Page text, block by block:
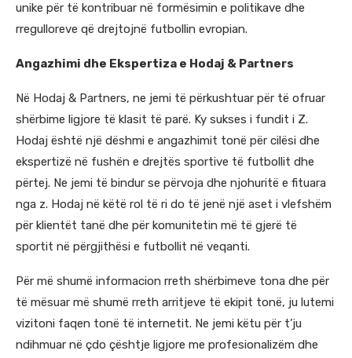
unike për të kontribuar në formësimin e politikave dhe
rregulloreve që drejtojnë futbollin evropian.
Angazhimi dhe Ekspertiza e Hodaj & Partners
Në Hodaj & Partners, ne jemi të përkushtuar për të ofruar
shërbime ligjore të klasit të parë. Ky sukses i fundit i Z.
Hodaj është një dëshmi e angazhimit tonë për cilësi dhe
ekspertizë në fushën e drejtës sportive të futbollit dhe
përtej. Ne jemi të bindur se përvoja dhe njohuritë e fituara
nga z. Hodaj në këtë rol të ri do të jenë një aset i vlefshëm
për klientët tanë dhe për komunitetin më të gjerë të
sportit në përgjithësi e futbollit në veqanti.
Për më shumë informacion rreth shërbimeve tona dhe për
të mësuar më shumë rreth arritjeve të ekipit tonë, ju lutemi
vizitoni faqen tonë të internetit. Ne jemi këtu për t’ju
ndihmuar në çdo çështje ligjore me profesionalizëm dhe